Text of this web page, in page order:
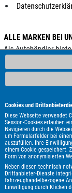
Cookies und
Diese Webseite verwendet
Session-Cookies erlauben
Navigieren durch die
um Formularfelder bei
auszufüllen. Ihre
einem Cookie gespeichert.
Form von anonymisierten
Neben diesen technisch
Drittanbieter-Dienste
fahrzeughandelbezogene
Einwilligung durch Klicken
ALLE MARKEN BEI
Als Autohändler
Gebrauchtwagen,
Automarken an:
BAW
BMW
Citroën
Clever
Automobiles
Dacia
GWM
Geely
Hyundai
Isuzu
Jeep
KGM Kia
MAN
MF MG
Mercedes-Benz